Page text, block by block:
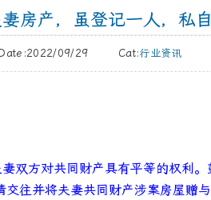
处
房产，虽登记一人，私
09/29 Cat:行业资讯
双方对共同财产具有平等的权利
交往并将夫妻共同财产涉案房屋赠